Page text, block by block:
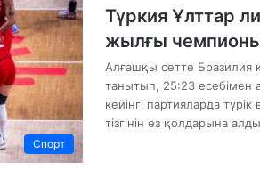
Спорт
Түркия Ұлттар
жылғы
Алғашқы сетте
танытып, 25:23 есебімен
кейінгі партияларда
тізгінін өз қолдарына